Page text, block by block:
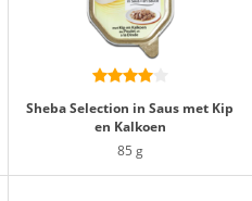
Sheba Selection in Saus met Kip
en Kalkoen
85 g